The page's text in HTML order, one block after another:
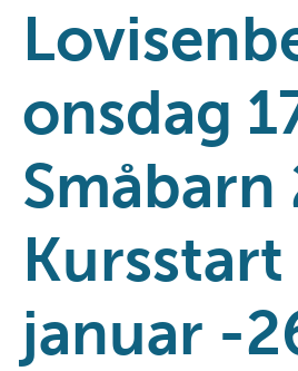
onsdag
Småbarn
Kursstart
januar -